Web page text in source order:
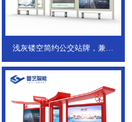
浅灰镂空简约公交站牌，兼具